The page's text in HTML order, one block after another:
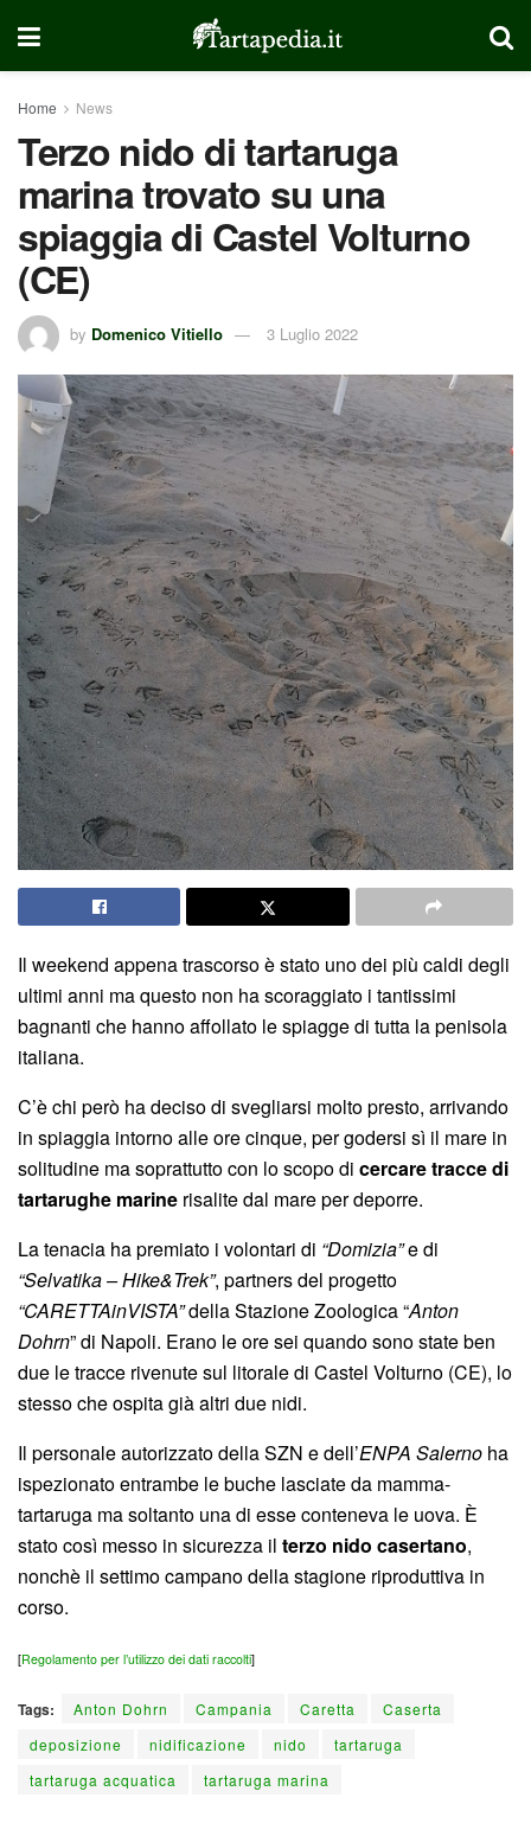
Home News
Terzo nido di tartaruga
marina trovato su una
spiaggia di Castel Volturno
(CE)
by Domenico Vitiello 3 Luglio 2022
Il weekend appena trascorso è stato uno dei più caldi degli
ultimi anni ma questo non ha scoraggiato i tantissimi
bagnanti che hanno affollato le spiagge di tutta la penisola
italiana.
C’è chi però ha deciso di svegliarsi molto presto, arrivando
in spiaggia intorno alle ore cinque, per godersi sì il mare in
solitudine ma soprattutto con lo scopo di cercare tracce di
tartarughe marine risalite dal mare per deporre.
La tenacia ha premiato i volontari di “Domizia”e di
“Selvatika – Hike&Trek”, partners del progetto
“CARETTAinVISTA”della Stazione Zoologica “Anton
Dohrn” di Napoli. Erano le ore sei quando sono state ben
due le tracce rivenute sul litorale di Castel Volturno (CE), lo
stesso che ospita già altri due nidi.
Il personale autorizzato della SZN e dell’ENPA Salerno ha
ispezionato entrambe le buche lasciate da mamma-
tartaruga ma soltanto una di esse conteneva le uova. È
stato così messo in sicurezza il terzo nido casertano,
nonchè il settimo campano della stagione riproduttiva in
corso.
[Regolamento per l’utilizzo dei dati raccolti]
Tags: Anton Dohrn Campania Caretta
Caserta
deposizione
nidificazione nido
tartaruga
tartaruga acquatica
tartaruga marina